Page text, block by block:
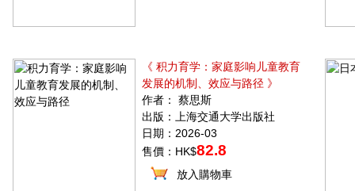
《 积力育学：家庭影响儿童教育
发展的机制、效应与路径 》
作者： 蔡思斯
出版：上海交通大学出版社
日期：2026-03
售價：HK$82.8
放入購物車